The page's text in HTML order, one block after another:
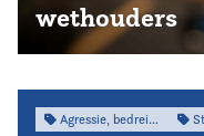
wethouders
Agressie, bedreiging & intimidatie